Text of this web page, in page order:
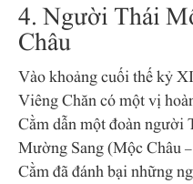
4. Người Thái
Châu
Vào khoảng cuối thế kỷ
Viêng Chăn có một vị
Cằm dẫn một đoàn người
Mường Sang (Mộc Châu
Cằm đã đánh bại những